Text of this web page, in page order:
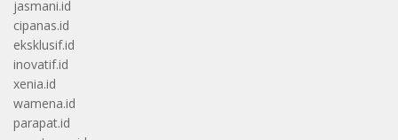
jasmani.id
cipanas.id
eksklusif.id
inovatif.id
xenia.id
wamena.id
parapat.id